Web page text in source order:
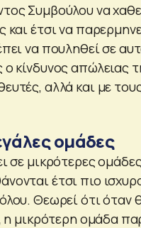
Συμβούλου να
και έτσι να
να πουληθεί σε
ο κίνδυνος απώλειας
αλλά και με
ομάδες
σε μικρότερες
έτσι πιο
Θεωρεί ότι όταν
η μικρότερη ομάδα